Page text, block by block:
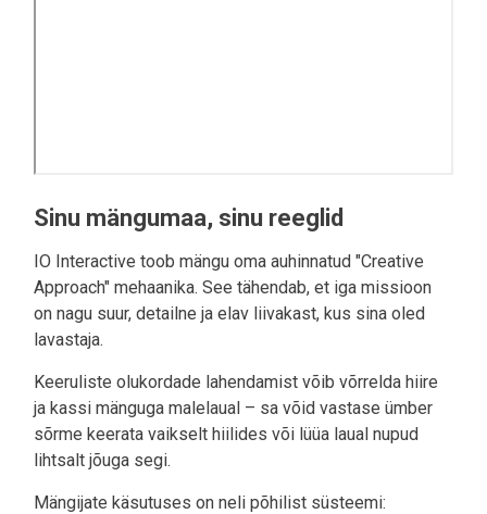
Sinu mängumaa, sinu reeglid
IO Interactive toob mängu oma auhinnatud "Creative
Approach" mehaanika. See tähendab, et iga missioon
on nagu suur, detailne ja elav liivakast, kus sina oled
lavastaja.
Keeruliste olukordade lahendamist võib võrrelda hiire
ja kassi mänguga malelaual – sa võid vastase ümber
sõrme keerata vaikselt hiilides või lüüa laual nupud
lihtsalt jõuga segi.
Mängijate käsutuses on neli põhilist süsteemi: